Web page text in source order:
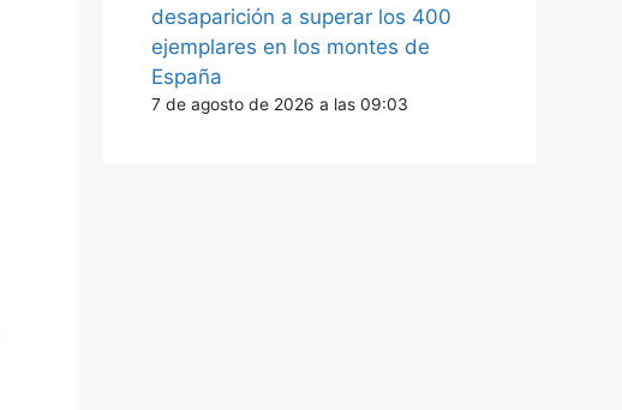
desaparición a superar los 400
ejemplares en los montes de
España
7 de agosto de 2026 a las 09:03